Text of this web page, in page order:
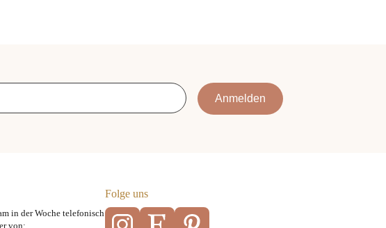
Anmelden
in der Woche telefonisch
von:
Folge uns